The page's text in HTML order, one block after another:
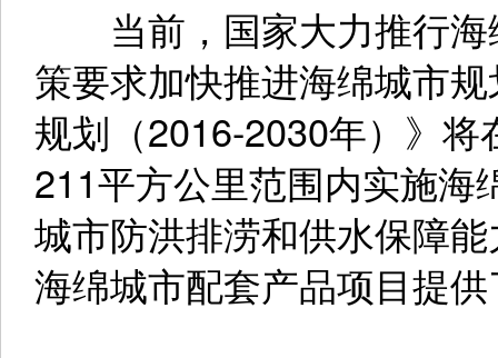
当前，国家大力推行海
策要求加快推进海绵城市
规划（2016-2030年）》
211平方公里范围内实施海
城市防洪排涝和供水保障
海绵城市配套产品项目提